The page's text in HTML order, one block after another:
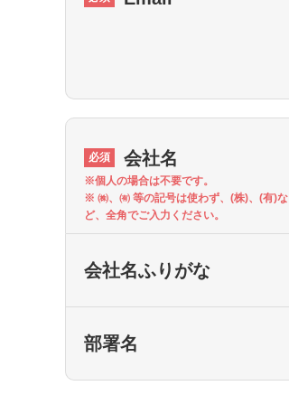
会社名
※個人の場合は不要です。
※ ㈱、㈲ 等の記号は使わず、(株)、(有)な
ど、全角でご入力ください。
会社名ふりがな
部署名